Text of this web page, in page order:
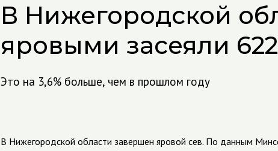
В Нижегородской
яровыми засеяли
Это на 3,6% больше, чем в прошлом году
В Нижегородской области завершен яровой сев. По данным